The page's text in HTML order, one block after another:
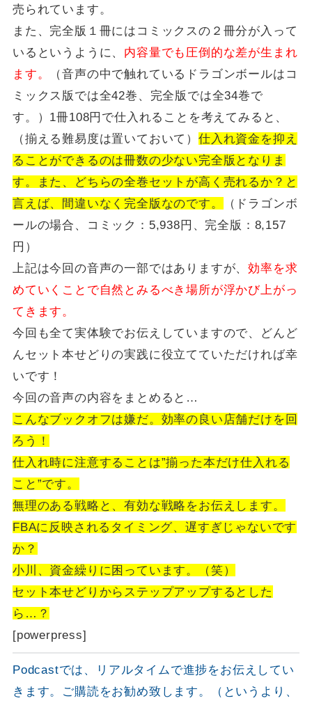
売られています。
また、完全版１冊にはコミックスの２冊分が入って
いるというように、 内容量でも圧倒的な差が生まれ
ます。
（音声の中で触れているドラゴンボールはコ
ミックス版では全42巻、完全版では全34巻で
す。）1冊108円で仕入れることを考えてみると、
（揃える難易度は置いておいて） 仕入れ資金を抑え
ることができるのは冊数の少ない完全版となりま
す。また、どちらの全巻セットが高く売れるか？と
言えば、間違いなく完全版なのです。
（ドラゴンボ
ールの場合、コミック：5,938円、完全版：8,157
円）
上記は今回の音声の一部ではありますが、効率を求
めていくことで自然とみるべき場所が浮かび上がっ
てきます。
今回も全て実体験でお伝えしていますので、どんど
んセット本せどりの実践に役立てていただければ幸
いです！
今回の音声の内容をまとめると…
こんなブックオフは嫌だ。効率の良い店舗だけを回
ろう！
仕入れ時に注意することは”揃った本だけ仕入れる
こと”です。
無理のある戦略と、有効な戦略をお伝えします。
FBAに反映されるタイミング、遅すぎじゃないです
か？
小川、資金繰りに困っています。（笑）
セット本せどりからステップアップするとした
ら…？
[powerpress]
Podcastでは、リアルタイムで進捗をお伝えしてい
きます。ご購読をお勧め致します。（というより、